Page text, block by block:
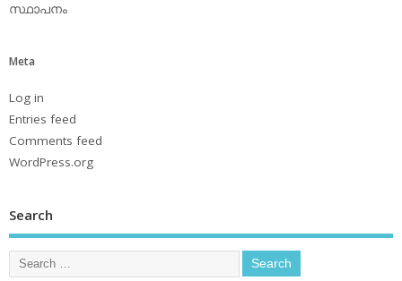
സ്ഥാപനം
Meta
Log in
Entries feed
Comments feed
WordPress.org
Search